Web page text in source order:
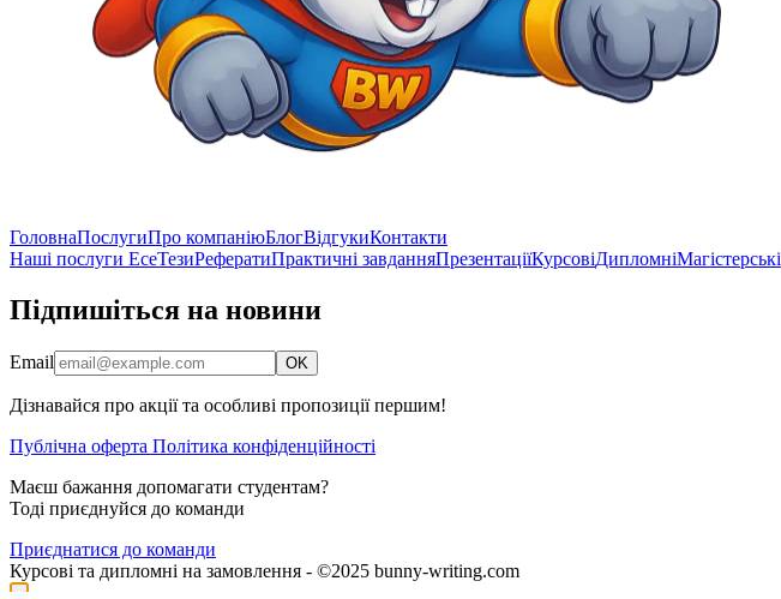
ГоловнаПослугиПро компаніюБлогВідгукиКонтакти
Наші послуги ЕсеТезиРефератиПрактичні завданняПрезентаціїКурсовіДипломніМагістерські
Підпишіться на новини
Email OK
Дізнавайся про акції та особливі пропозиції першим!
Публічна оферта Політика конфіденційності
Маєш бажання допомагати студентам?
Тоді приєднуйся до команди
Приєднатися до команди
Курсові та дипломні на замовлення - ©2025 bunny-writing.com